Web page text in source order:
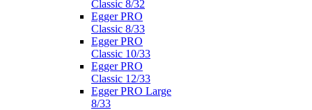
Classic 8/32
Egger PRO
Classic 8/33
Egger PRO
Classic 10/33
Egger PRO
Classic 12/33
Egger PRO Large
8/33